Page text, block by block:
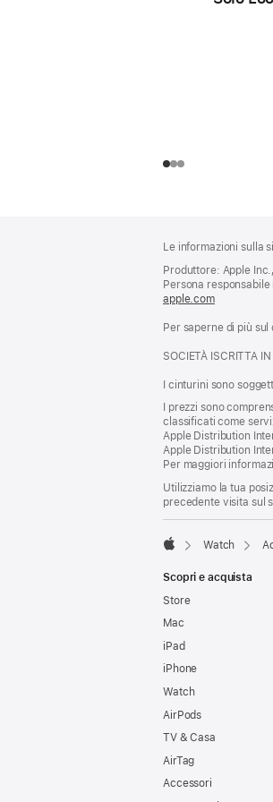
di
pagina
a
piè
di
pagina
Le informazioni sulla
Produttore: Apple
Persona
apple.com(si
una
finestra)
Per saperne di più
SOCIETÀ ISCRITTA
I cinturini sono
I prezzi sono
classificati come
Apple Distribution
Apple Distribution
Per maggiori
Utilizziamo la tua
precedente visita sul
Watch
Scopri e acquista
Store
Mac
iPad
iPhone
Watch
AirPods
TV & Casa
AirTag
Accessori